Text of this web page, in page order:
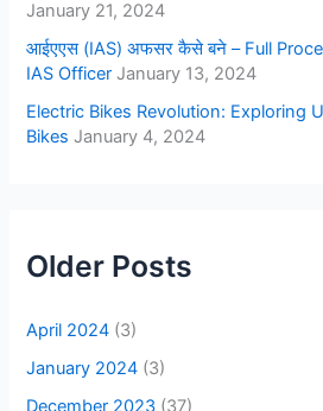
January 21, 2024
आईएएस (IAS) अफसर कैसे बने – Full
IAS Officer January 13, 2024
Electric Bikes Revolution: Exploring
Bikes January 4, 2024
Older Posts
April 2024 (3)
January 2024 (3)
December 2023 (37)